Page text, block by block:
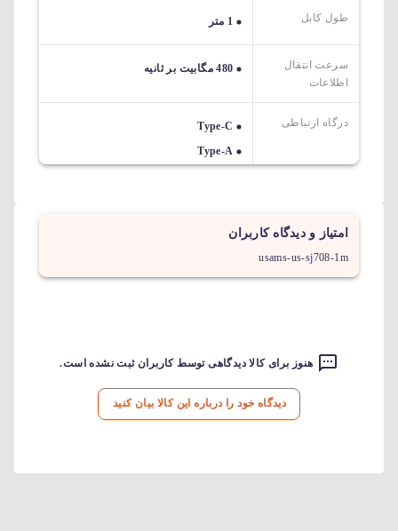
طول کابل 1 متر
سرعت انتقال
اطلاعات
480 مگابیت بر ثانیه
درگاه ارتباطی
Type-C
Type-A
امتیاز و دیدگاه کاربران
usams-us-sj708-1m
هنوز برای کالا دیدگاهی توسط کاربران ثبت نشده است.
دیدگاه خود را درباره این کالا بیان کنید